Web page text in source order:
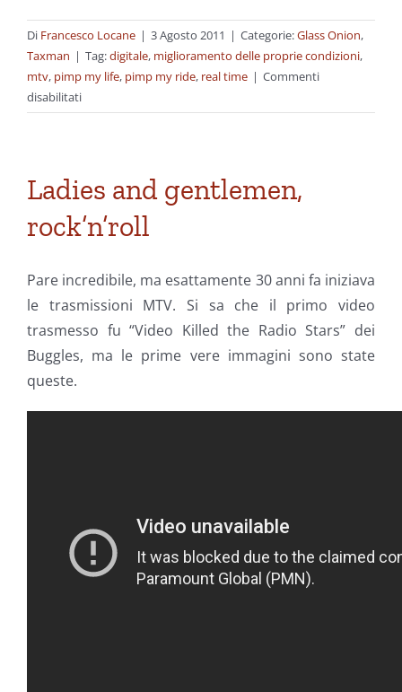
Di Francesco Locane | 3 Agosto 2011 | Categorie:Glass Onion,
Taxman | Tag:digitale, miglioramento delle proprie condizioni,
mtv, pimp my life, pimp my ride, real time | Commenti
disabilitatisu
Pimp
Ladies and gentlemen,
rock’n’roll
Pare incredibile, ma esattamente 30 anni fa iniziava
le trasmissioni MTV. Si sa che il primo video
trasmesso fu “Video Killed the Radio Stars” dei
Buggles, ma le prime vere immagini sono state
queste.